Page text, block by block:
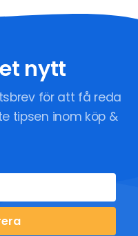
nytt
för att få reda
tipsen inom köp &